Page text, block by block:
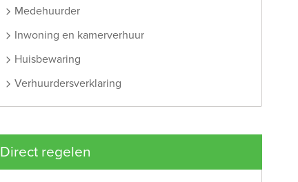
Medehuurder
Inwoning en kamerverhuur
Huisbewaring
Verhuurdersverklaring
Direct regelen